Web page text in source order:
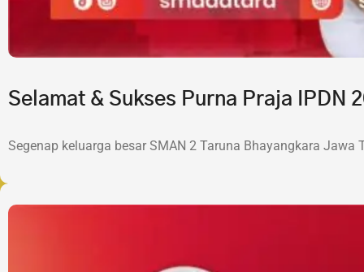
Selamat & Sukses Purna Praja IPDN
Segenap keluarga besar SMAN 2 Taruna Bhayangkara Jawa